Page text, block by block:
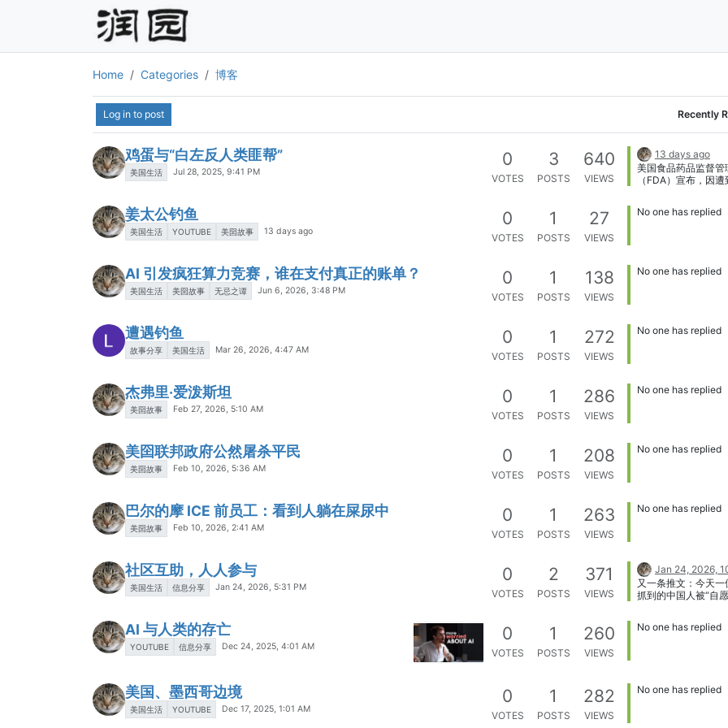
Home Categories 博客
Log in to post Recently
鸡蛋与“白左反人类匪帮”
美国生活 Jul 28, 2025, 9:41 PM
0
VOTES
3
POSTS
640
VIEWS
13 days ago
美国食品药品监督管
（FDA）宣布，因遭
多，或许还不至于引
去年，英明领袖川主
除了旨在阻滞沙门氏
雪上加霜，后面这几
人民的福报只怕还远
姜太公钓鱼
美国生活 YOUTUBE 美囶故事 13 days ago
0
VOTES
1
POSTS
27
VIEWS
No one has replied
AI 引发疯狂算力竞赛，谁在支付真正的账单？
美国生活 美囶故事 无忌之谭 Jun 6, 2026, 3:48 PM
0
VOTES
1
POSTS
138
VIEWS
No one has replied
遭遇钓鱼
故事分享 美国生活 Mar 26, 2026, 4:47 AM
0
VOTES
1
POSTS
272
VIEWS
No one has replied
杰弗里·爱泼斯坦
美囶故事 Feb 27, 2026, 5:10 AM
0
VOTES
1
POSTS
286
VIEWS
No one has replied
美囶联邦政府公然屠杀平民
美囶故事 Feb 10, 2026, 5:36 AM
0
VOTES
1
POSTS
208
VIEWS
No one has replied
巴尔的摩 ICE 前员工：看到人躺在屎尿中
美囶故事 Feb 10, 2026, 2:41 AM
0
VOTES
1
POSTS
263
VIEWS
No one has replied
社区互助，人人参与
美国生活 信息分享 Jan 24, 2026, 5:31 PM
0
VOTES
2
POSTS
371
VIEWS
Jan 24, 2026,
又一条推文：今天一
抓到的中国人被“自
通的过程里因英语太
但是新来乍到的也为
AI 与人类的存亡
YOUTUBE 信息分享 Dec 24, 2025, 4:01 AM
0
VOTES
1
POSTS
260
VIEWS
No one has replied
美国、墨西哥边境
美国生活 YOUTUBE Dec 17, 2025, 1:01 AM
0
VOTES
1
POSTS
282
VIEWS
No one has replied